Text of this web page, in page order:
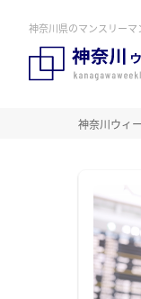
神奈川県のマンスリー
神奈川ウィ